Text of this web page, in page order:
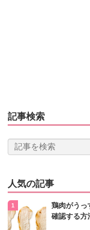
記事検索
人気の記事
鶏肉がうっ
確認する方